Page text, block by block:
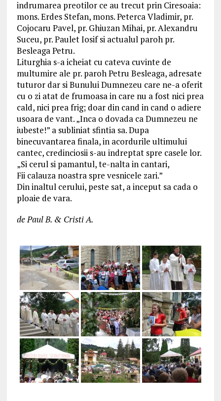
indrumarea preotilor ce au trecut prin Ciresoaia:
mons. Erdes Stefan, mons. Peterca Vladimir, pr.
Cojocaru Pavel, pr. Ghiuzan Mihai, pr. Alexandru
Suceu, pr. Paulet Iosif si actualul paroh pr.
Besleaga Petru.
Liturghia s-a icheiat cu cateva cuvinte de
multumire ale pr. paroh Petru Besleaga, adresate
tuturor dar si Bunului Dumnezeu care ne-a oferit
cu o zi atat de frumoasa in care nu a fost nici prea
cald, nici prea frig; doar din cand in cand o adiere
usoara de vant. „Inca o dovada ca Dumnezeu ne
iubeste!” a subliniat sfintia sa. Dupa
binecuvantarea finala, in acordurile ultimului
cantec, credinciosii s-au indreptat spre casele lor.
„Si cerul si pamantul, te-nalta in cantari,
Fii calauza noastra spre vesnicele zari.”
Din inaltul cerului, peste sat, a inceput sa cada o
ploaie de vara.
de Paul B. & Cristi A.